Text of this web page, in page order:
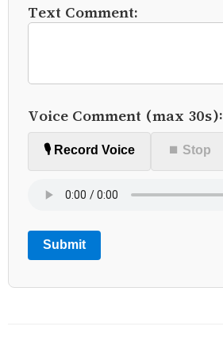
Text Comment:
Voice Comment (max 30s):
🎙️ Record Voice ⏹ Stop
Submit